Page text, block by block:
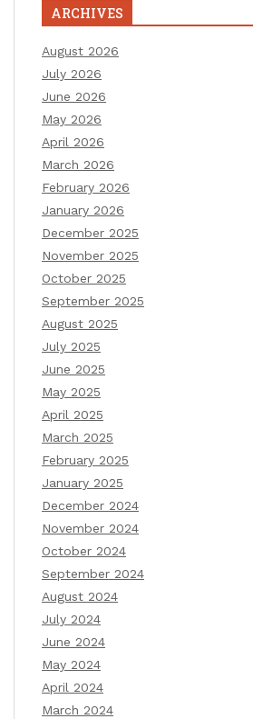
ARCHIVES
August 2026
July 2026
June 2026
May 2026
April 2026
March 2026
February 2026
January 2026
December 2025
November 2025
October 2025
September 2025
August 2025
July 2025
June 2025
May 2025
April 2025
March 2025
February 2025
January 2025
December 2024
November 2024
October 2024
September 2024
August 2024
July 2024
June 2024
May 2024
April 2024
March 2024